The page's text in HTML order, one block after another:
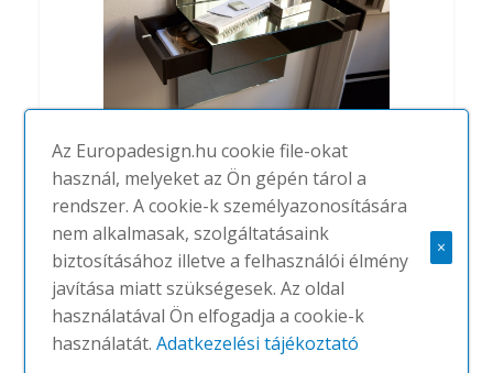
Profile
PORADA
Az Europadesign.hu cookie file-okat
használ, melyeket az Ön gépén tárol a
rendszer. A cookie-k személyazonosítására
nem alkalmasak, szolgáltatásaink
biztosításához illetve a felhasználói élmény
javítása miatt szükségesek. Az oldal
használatával Ön elfogadja a cookie-k
használatát.Adatkezelési tájékoztató
×